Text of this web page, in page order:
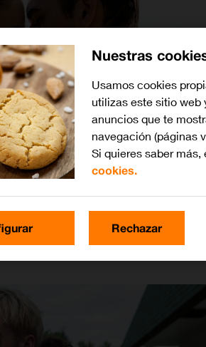
Nuestras
Usamos cookies
utilizas este sitio web
anuncios que te
navegación (páginas
Si quieres saber
cookies.
Rechazar